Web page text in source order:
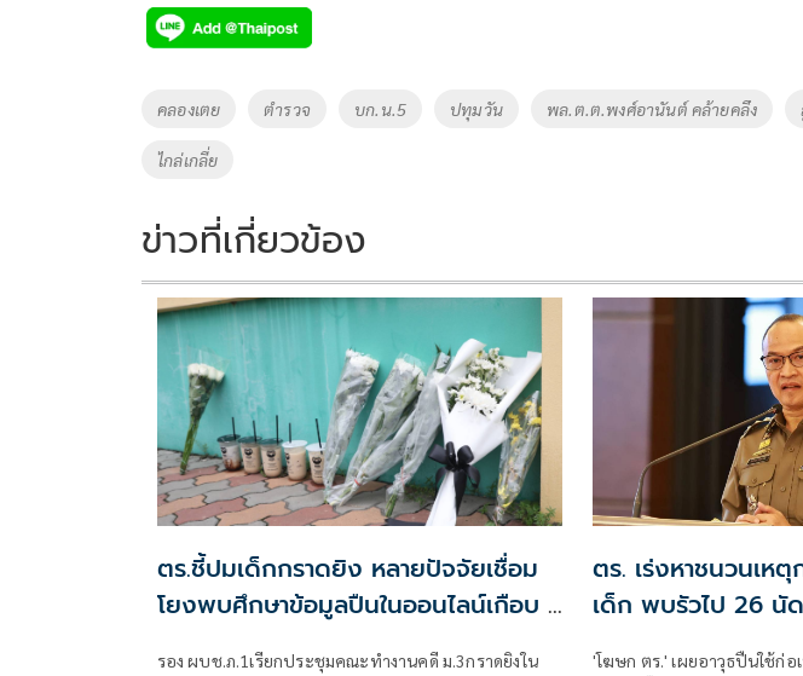
e
b
o
o
k
tt
er
p
y
Li
Tags
คลองเตย ตำรวจ บก.น.5 ปทุมวัน พล.ต.ต.พงศ์อานันต์ คล้ายคลึง
ไกล่เกลี่ย
ข่าวที่เกี่ยวข้อง
ตร.ชี้ปมเด็กกราดยิง หลายปัจจัยเชื่อม
โยงพบศึกษาข้อมูลปืนในออนไลน์เกือบ 2
รอง ผบช.ภ.1เรียกประชุมคณะทำงานคดี ม.3กราดยิงใน
ตร. เร่งหาชนวนเห
เด็ก พบรัวไป 26 นัด
'โฆษก ตร.' เผยอาวุธปืนใช้ก่อ